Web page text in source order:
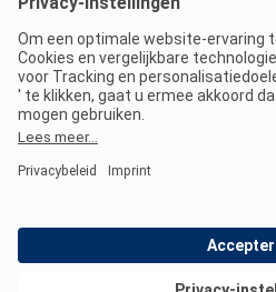
Imprint
Jouw privacy
Wet digitale diensten